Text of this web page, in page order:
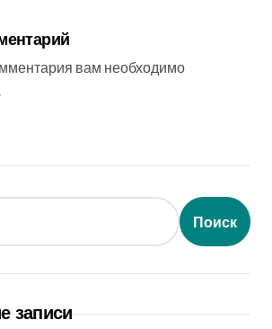
вам необходимо
Поиск
записи